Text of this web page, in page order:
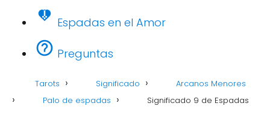
Espadas en el Amor
Preguntas
Tarots Significado
Arcanos Menores
Palo de espadas
Significado 9 de Espadas